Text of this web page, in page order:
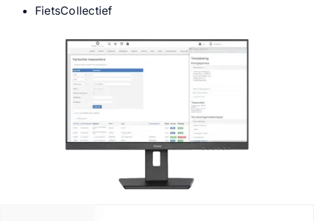
FietsCollectief